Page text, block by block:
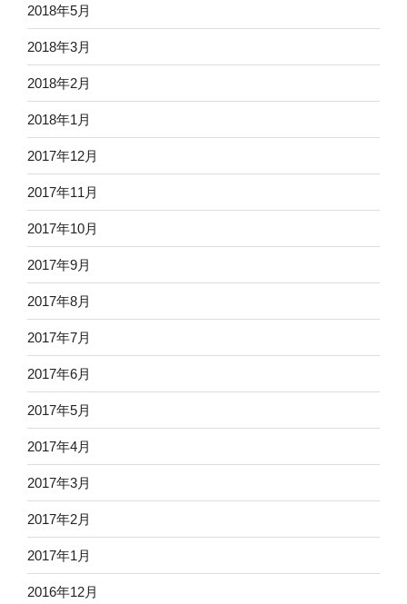
2018年5月
2018年3月
2018年2月
2018年1月
2017年12月
2017年11月
2017年10月
2017年9月
2017年8月
2017年7月
2017年6月
2017年5月
2017年4月
2017年3月
2017年2月
2017年1月
2016年12月